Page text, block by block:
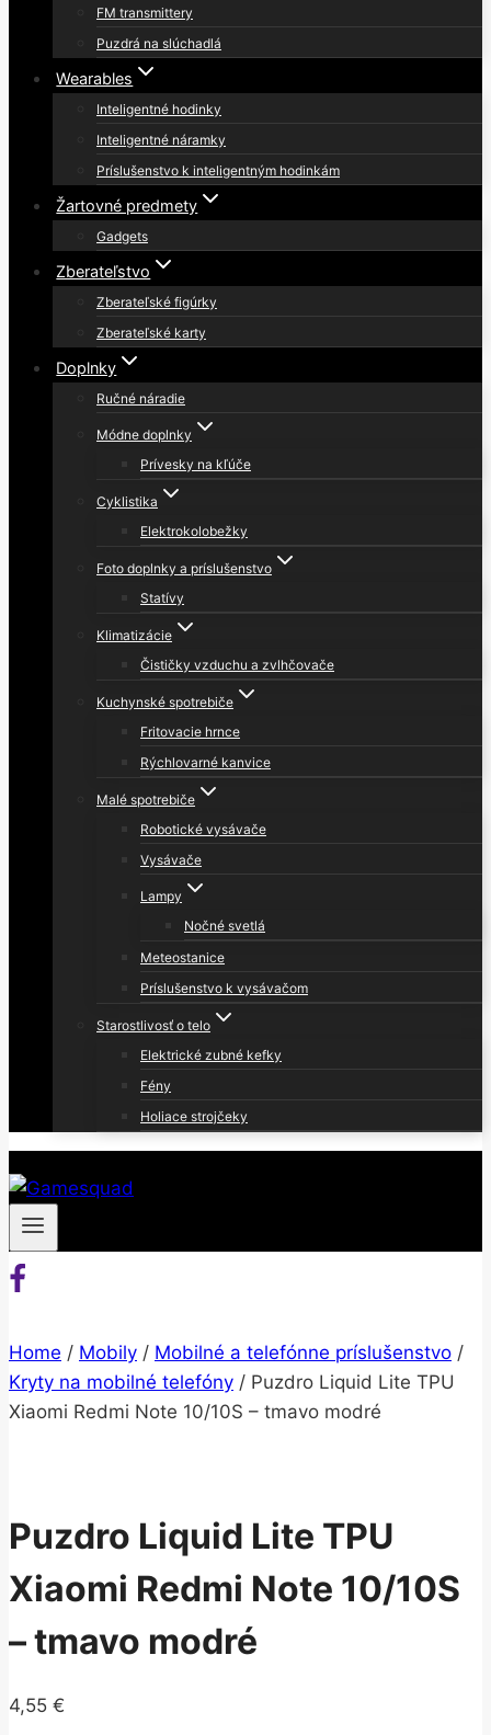
FM transmittery
Puzdrá na slúchadlá
Wearables
Inteligentné hodinky
Inteligentné náramky
Príslušenstvo k inteligentným hodinkám
Žartovné predmety
Gadgets
Zberateľstvo
Zberateľské figúrky
Zberateľské karty
Doplnky
Ručné náradie
Módne doplnky
Prívesky na kľúče
Cyklistika
Elektrokolobežky
Foto doplnky a príslušenstvo
Statívy
Klimatizácie
Čističky vzduchu a zvlhčovače
Kuchynské spotrebiče
Fritovacie hrnce
Rýchlovarné kanvice
Malé spotrebiče
Robotické vysávače
Vysávače
Lampy
Nočné svetlá
Meteostanice
Príslušenstvo k vysávačom
Starostlivosť o telo
Elektrické zubné kefky
Fény
Holiace strojčeky
Home / Mobily / Mobilné a telefónne príslušenstvo /
Kryty na mobilné telefóny / Puzdro Liquid Lite TPU
Xiaomi Redmi Note 10/10S – tmavo modré
Puzdro Liquid Lite TPU
Xiaomi Redmi Note 10/10S
– tmavo modré
4,55 €